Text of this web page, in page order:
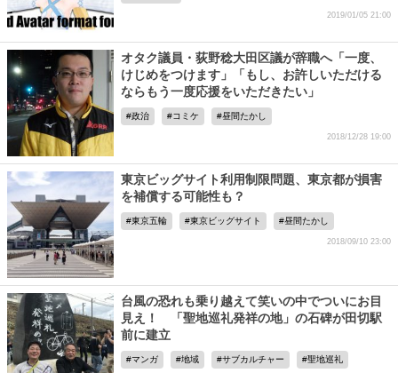
2019/01/05 21:00
オタク議員・荻野稔大田区議が辞職へ「一度、
けじめをつけます」「もし、お許しいただける
ならもう一度応援をいただきたい」
政治 コミケ 昼間たかし
2018/12/28 19:00
東京ビッグサイト利用制限問題、東京都が損害
を補償する可能性も？
東京五輪 東京ビッグサイト 昼間たかし
2018/09/10 23:00
台風の恐れも乗り越えて笑いの中でついにお目
見え！ 「聖地巡礼発祥の地」の石碑が田切駅
前に建立
マンガ 地域 サブカルチャー 聖地巡礼